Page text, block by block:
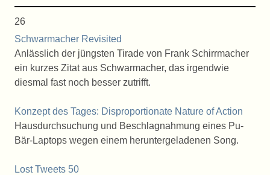
26
Schwarmacher Revisited
Anlässlich der jüngsten Tirade von Frank Schirrmacher
ein kurzes Zitat aus Schwarmacher, das irgendwie
diesmal fast noch besser zutrifft.
Konzept des Tages: Disproportionate Nature of Action
Hausdurchsuchung und Beschlagnahmung eines Pu-
Bär-Laptops wegen einem heruntergeladenen Song.
Lost Tweets 50